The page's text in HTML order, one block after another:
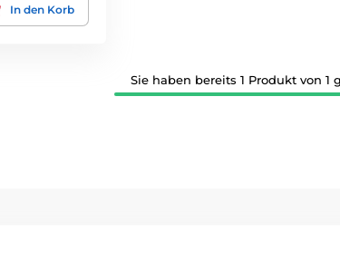
In den Korb
Sie haben bereits 1 Produkt von 1